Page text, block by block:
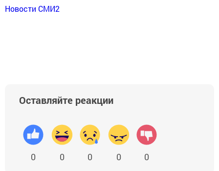
Новости СМИ2
Оставляйте реакции
0 0 0 0 0